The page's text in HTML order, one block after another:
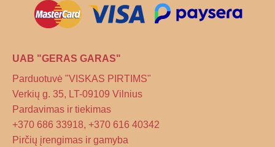
UAB "GERAS GARAS"
Parduotuvė "VISKAS PIRTIMS"
Verkių g. 35, LT-09109 Vilnius
Pardavimas ir tiekimas
+370 686 33918, +370 616 40342
Pirčių įrengimas ir gamyba